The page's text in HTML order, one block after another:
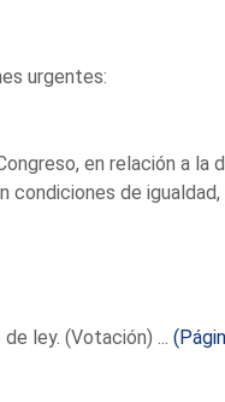
urgentes:
en relación a la
condiciones de
ley. (Votación) ...